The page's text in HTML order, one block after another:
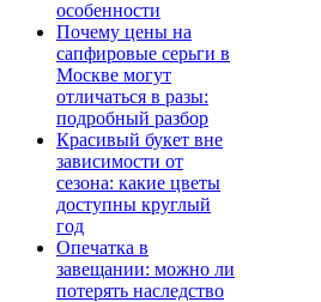
особенности
Почему цены на
сапфировые серьги в
Москве могут
отличаться в разы:
подробный разбор
Красивый букет вне
зависимости от
сезона: какие цветы
доступны круглый
год
Опечатка в
завещании: можно ли
потерять наследство